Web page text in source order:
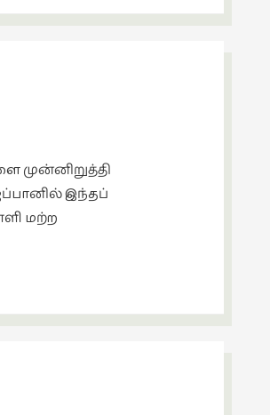
முன்னிறுத்தி
ஜப்பானில் இந்தப்
மற்ற